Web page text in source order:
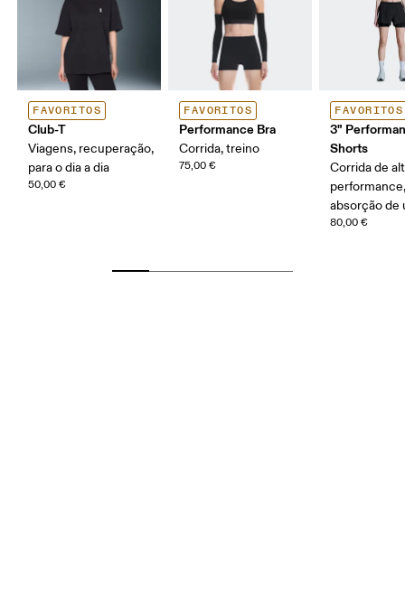
FAVORITOS
Club-T
Viagens, recuperação,
para o dia a dia
50,00 €
FAVORITOS
Performance Bra
Corrida, treino
75,00 €
FAVORITOS
3"
Shorts
Corrida de
absorção de
80,00 €